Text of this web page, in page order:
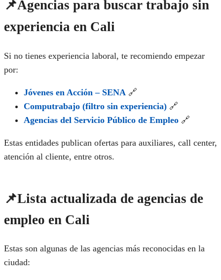
📌Agencias para buscar trabajo sin
experiencia en Cali
Si no tienes experiencia laboral, te recomiendo empezar
por:
Jóvenes en Acción – SENA 🔗
Computrabajo (filtro sin experiencia) 🔗
Agencias del Servicio Público de Empleo 🔗
Estas entidades publican ofertas para auxiliares, call center,
atención al cliente, entre otros.
📌Lista actualizada de agencias de
empleo en Cali
Estas son algunas de las agencias más reconocidas en la
ciudad: